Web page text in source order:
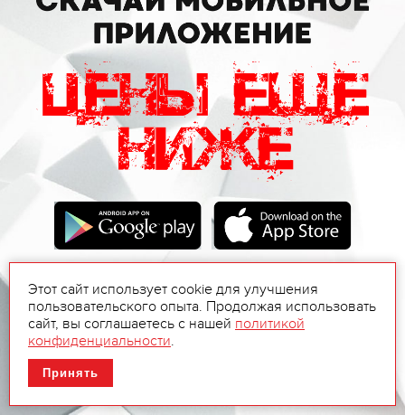
Этот сайт использует cookie для улучшения
пользовательского опыта. Продолжая использовать
сайт, вы соглашаетесь с нашей политикой
конфиденциальности.
Принять